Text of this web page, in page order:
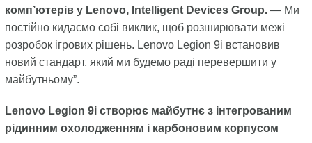
комп’ютерів у Lenovo, Intelligent Devices Group.— Ми
постійно кидаємо собі виклик, щоб розширювати межі
розробок ігрових рішень. Lenovo Legion 9i встановив
новий стандарт, який ми будемо раді перевершити у
майбутньому”.
Lenovo Legion 9i створює майбутнє з інтегрованим
рідинним охолодженням і карбоновим корпусом